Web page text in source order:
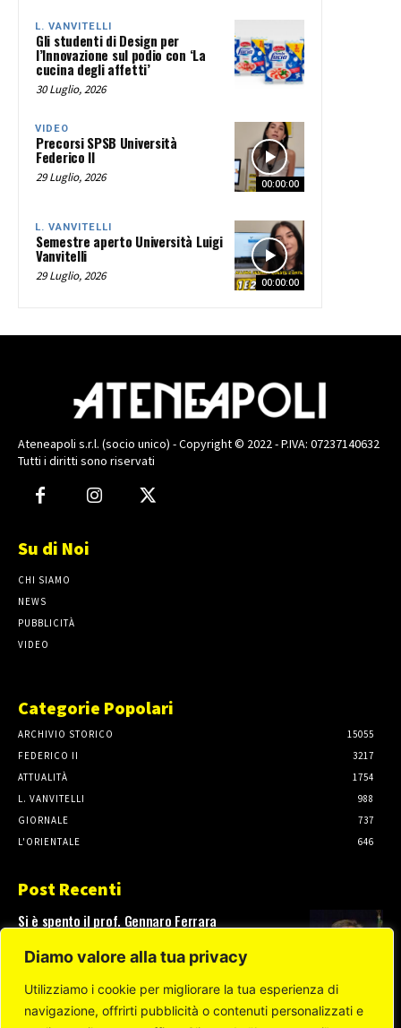
Diamo valore alla tua privacy
Utilizziamo i cookie per migliorare la tua esperienza di
navigazione, offrirti pubblicità o contenuti personalizzati e
L. VANVITELLI
Gli studenti di Design per
l’Innovazione sul podio con ‘La
cucina degli affetti’
30 Luglio, 2026
00:00:00
VIDEO
Precorsi SPSB Università
Federico II
29 Luglio, 2026
00:00:00
L. VANVITELLI
Semestre aperto Università Luigi
Vanvitelli
29 Luglio, 2026
Ateneapoli s.r.l. (socio unico) - Copyright © 2022 - P.IVA: 07237140632
Tutti i diritti sono riservati
Su di Noi
CHI SIAMO
NEWS
PUBBLICITÀ
VIDEO
Categorie Popolari
ARCHIVIO STORICO
15055
FEDERICO II
3217
ATTUALITÀ
1754
L. VANVITELLI
988
GIORNALE
737
L'ORIENTALE
646
Post Recenti
Si è spento il prof. Gennaro Ferrara
Test di ammissione a Scienze della Formazione